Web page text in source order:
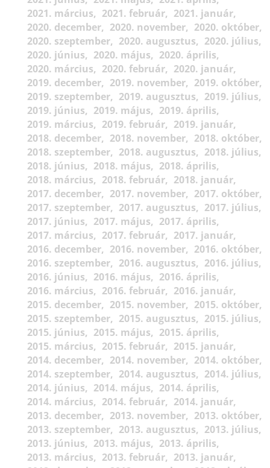
2021. március
2021. február
2021. január
2020. december
2020. november
2020. október
2020. szeptember
2020. augusztus
2020. július
2020. június
2020. május
2020. április
2020. március
2020. február
2020. január
2019. december
2019. november
2019. október
2019. szeptember
2019. augusztus
2019. július
2019. június
2019. május
2019. április
2019. március
2019. február
2019. január
2018. december
2018. november
2018. október
2018. szeptember
2018. augusztus
2018. július
2018. június
2018. május
2018. április
2018. március
2018. február
2018. január
2017. december
2017. november
2017. október
2017. szeptember
2017. augusztus
2017. július
2017. június
2017. május
2017. április
2017. március
2017. február
2017. január
2016. december
2016. november
2016. október
2016. szeptember
2016. augusztus
2016. július
2016. június
2016. május
2016. április
2016. március
2016. február
2016. január
2015. december
2015. november
2015. október
2015. szeptember
2015. augusztus
2015. július
2015. június
2015. május
2015. április
2015. március
2015. február
2015. január
2014. december
2014. november
2014. október
2014. szeptember
2014. augusztus
2014. július
2014. június
2014. május
2014. április
2014. március
2014. február
2014. január
2013. december
2013. november
2013. október
2013. szeptember
2013. augusztus
2013. július
2013. június
2013. május
2013. április
2013. március
2013. február
2013. január